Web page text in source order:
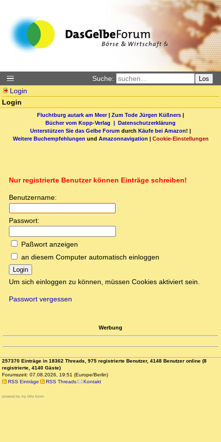
Suche: Los
Login
Login
Fluchtburg autark am Meer| Zum Tode Jürgen Küßners |
Bücher vom Kopp-Verlag | Datenschutzerklärung
Unterstützen Sie das Gelbe Forum durch Käufe bei Amazon! |
Weitere Buchempfehlungen und Amazonnavigation | Cookie-Einstellungen
Nur registrierte Benutzer können Einträge schreiben!
Benutzername:
Passwort:
Paßwort anzeigen
an diesem Computer automatisch einloggen
Login
Um sich einloggen zu können, müssen Cookies aktiviert sein.
Passwort vergessen
Werbung
257370 Einträge in 18362 Threads, 975 registrierte Benutzer, 4148 Benutzer online (8
registrierte, 4140 Gäste)
Forumszeit: 07.08.2026, 19:51 (Europe/Berlin)
RSS Einträge
RSS Threads Kontakt
powered by my little forum